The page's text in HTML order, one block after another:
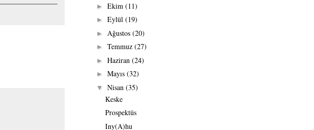
► Ekim (11)
► Eylül (19)
► Ağustos (20)
► Temmuz (27)
► Haziran (24)
► Mayıs (32)
▼ Nisan (35)
Keske
Prospektüs
Iny(A)hu